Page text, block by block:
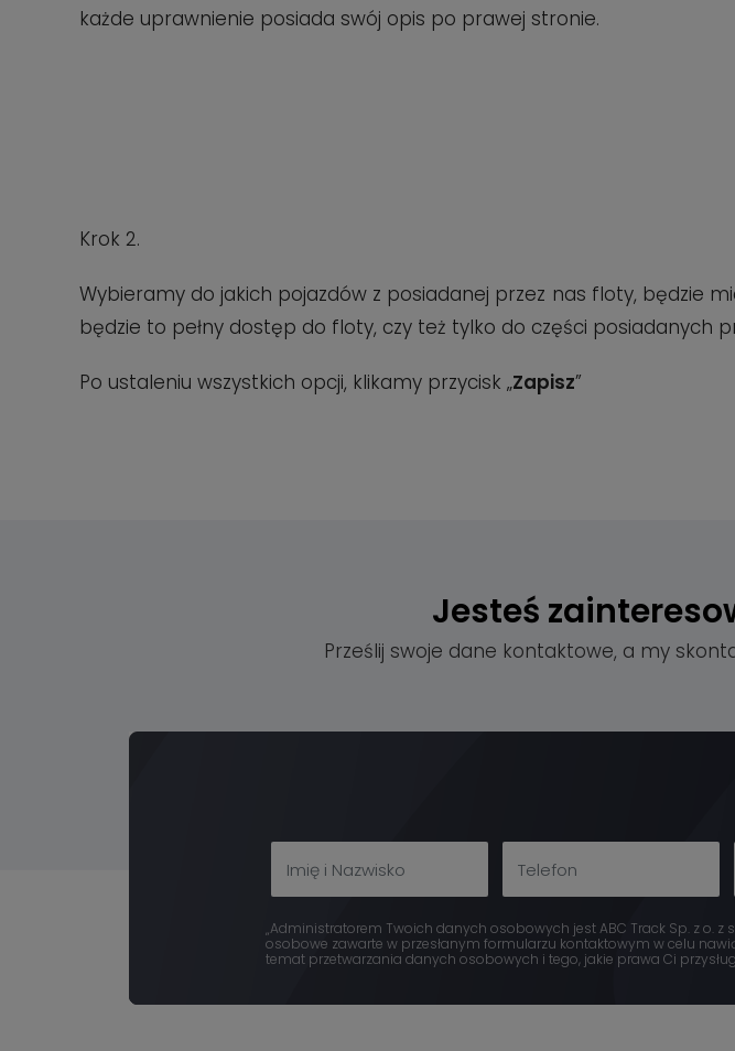
każde uprawnienie posiada swój opis po prawej stronie.
Krok 2.
Wybieramy do jakich pojazdów z posiadanej przez nas floty, będzie
będzie to pełny dostęp do floty, czy też tylko do części posiadanych
Po ustaleniu wszystkich opcji, klikamy przycisk „Zapisz”
Jesteś
Prześlij swoje dane kontaktowe, a my
„Administratorem Twoich danych osobowych jest ABC Track Sp. z o.
osobowe zawarte w przesłanym formularzu kontaktowym w celu
temat przetwarzania danych osobowych i tego, jakie prawa Ci